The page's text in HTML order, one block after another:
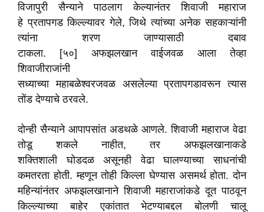
विजापुरी सैन्याने पाठलाग केल्यानंतर शिवाजी महाराज
हे प्रतापगड किल्ल्यावर गेले, जिथे त्यांच्या अनेक सहकाऱ्यांनी
त्यांना शरण जाण्यासाठी दबाव
टाकला. [५०] अफझलखान वाईजवळ आला तेव्हा
शिवाजीराजांनी
सध्याच्या महाबळेश्वरजवळ असलेल्या प्रतापगडावरून त्यास
तोंड देण्याचे ठरवले.
दोन्ही सैन्याने आपापसांत अडथळे आणले. शिवाजी महाराज वेढा
तोडू शकले नाहीत, तर अफझलखानाकडे
शक्तिशाली घोडदळ असूनही वेढा घालण्याच्या साधनांची
कमतरता होती. म्हणून तोही किल्ला घेण्यास असमर्थ होता. दोन
महिन्यांनंतर अफझलखानाने शिवाजी महाराजांकडे दूत पाठवून
किल्ल्याच्या बाहेर एकांतात भेटण्याबद्दल बोलणी चालू